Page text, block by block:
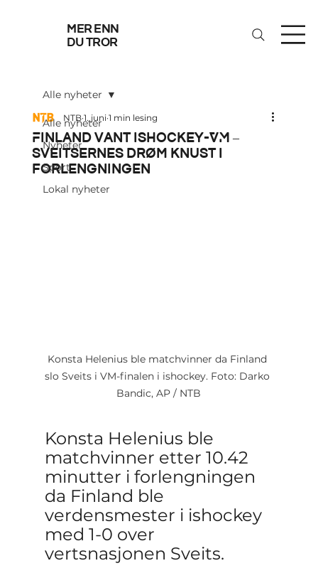
mer enn
du tror
Alle nyheter
Nyheter
Sport
Lokal nyheter
Alle nyheter
Finland vant ishockey-VM –
sveitsernes drøm knust i
forlengningen
NTB 1. juni 1 min lesing
Konsta Helenius ble matchvinner da Finland
slo Sveits i VM-finalen i ishockey. Foto: Darko
Bandic, AP / NTB
Konsta Helenius ble
matchvinner etter 10.42
minutter i forlengningen
da Finland ble
verdensmester i ishockey
med 1-0 over
vertsnasjonen Sveits.